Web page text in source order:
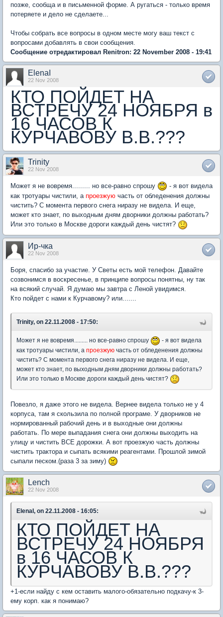
позже, сообща и в письменной форме. А ругаться - только время
потеряете и дело не сделаете...
Чтобы собрать все вопросы в одном месте могу ваш текст с
вопросами добавлять в свои сообщения.
Сообщение отредактировал Renitron: 22 November 2008 - 19:41
ElenaI
22 Nov 2008
КТО ПОЙДЕТ НА
ВСТРЕЧУ 24 НОЯБРЯ в
16 ЧАСОВ К
КУРЧАВОВУ В.В.???
Trinity
22 Nov 2008
Может я не вовремя......... но все-равно спрошу
- я вот видела
как тротуары чистили, а проезжую часть от обледенения должны
чистить? С момента первого снега ниразу не видела. И еще,
может кто знает, по выходным дням дворники должны работать?
Или это только в Москве дороги каждый день чистят?
Ир-чка
22 Nov 2008
Боря, спасибо за участие. У Светы есть мой телефон. Давайте
созвонимся в воскресенье, в принципе вопросы понятны, ну так
на всякий случай. Я думаю мы завтра с Леной увидимся.
Кто пойдет с нами к Курчавому? или.......
Trinity, on 22.11.2008 - 17:50:
Может я не вовремя......... но все-равно спрошу
- я вот видела
как тротуары чистили, а проезжую часть от обледенения должны
чистить? С момента первого снега ниразу не видела. И еще,
может кто знает, по выходным дням дворники должны работать?
Или это только в Москве дороги каждый день чистят?
Повезло, я даже этого не видела. Вернее видела только не у 4
корпуса, там я скользила по полной програме. У дворников не
нормированный рабочий день и в выходные они должны
работать. По мере выпадания снега они должны выходить на
улицу и чистить ВСЕ дорожки. А вот проезжую часть должны
чистить трактора и сыпать всякими реагентами. Прошлой зимой
сыпали песком.(раза 3 за зиму)
Lench
22 Nov 2008
ElenaI, on 22.11.2008 - 16:05:
КТО ПОЙДЕТ НА
ВСТРЕЧУ 24 НОЯБРЯ
в 16 ЧАСОВ К
КУРЧАВОВУ В.В.???
+1-если найду с кем оставить малого-обязательно подкачу-к 3-
ему корп. как я понимаю?